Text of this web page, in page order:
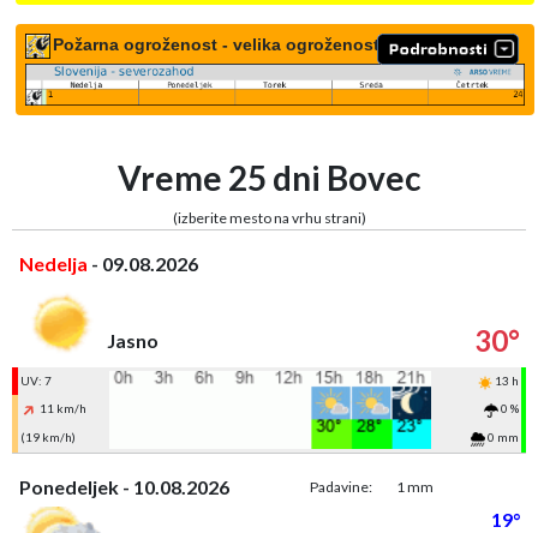
Požarna ogroženost - velika ogroženost
Vreme 25 dni Bovec
(izberite mesto na vrhu strani)
Nedelja - 09.08.2026
Jasno 30°
UV: 7
13 h
11 km/h
0 %
(19 km/h)
0 mm
Ponedeljek - 10.08.2026 Padavine: 1 mm
19°